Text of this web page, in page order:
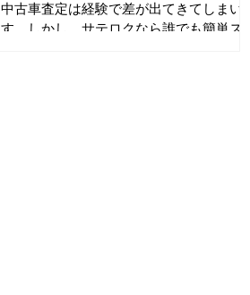
中古車査定は経験で差が出てきてしまいま
す。しかし、サテロクなら誰でも簡単スピ